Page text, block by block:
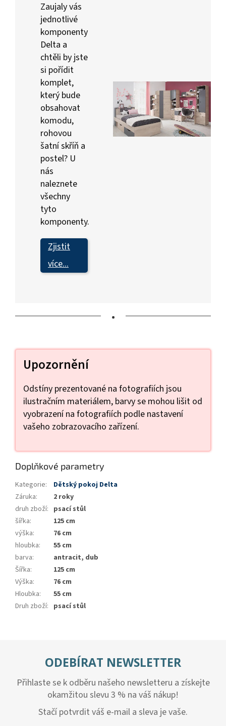
Zaujaly vás
jednotlivé
komponenty
Delta a
chtěli by jste
si pořídit
komplet,
který bude
obsahovat
komodu,
rohovou
šatní skříň a
postel? U
nás
naleznete
všechny
tyto
komponenty.
Zjistit
více...
•
Upozornění
Odstíny prezentované na fotografiích jsou
ilustračním materiálem, barvy se mohou lišit od
vyobrazení na fotografiích podle nastavení
vašeho zobrazovacího zařízení.
Doplňkové parametry
Kategorie:
Dětský pokoj Delta
Záruka:
2 roky
druh zboží: psací stůl
šířka:
125 cm
výška:
76 cm
hloubka:
55 cm
barva:
antracit, dub
Šířka:
125 cm
Výška:
76 cm
Hloubka:
55 cm
Druh zboží: psací stůl
ODEBÍRAT NEWSLETTER
Přihlaste se k odběru našeho newsletteru a získejte
okamžitou slevu 3 % na váš nákup!
Stačí potvrdit váš e-mail a sleva je vaše.